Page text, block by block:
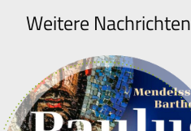
Weitere Nachrichten